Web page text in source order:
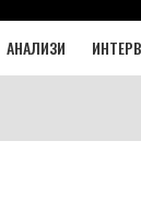
АНАЛИЗИ